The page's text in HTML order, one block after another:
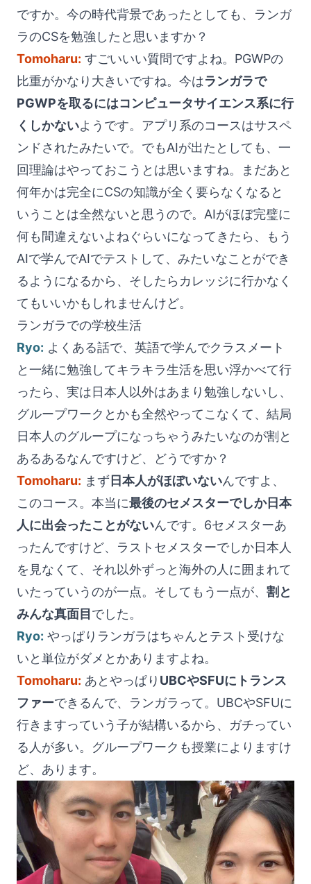
ですか。今の時代背景であったとしても、ランガ
ラのCSを勉強したと思いますか？
Tomoharu: すごいいい質問ですよね。PGWPの
比重がかなり大きいですね。今はランガラで
PGWPを取るにはコンピュータサイエンス系に行
くしかないようです。アプリ系のコースはサスペ
ンドされたみたいで。でもAIが出たとしても、一
回理論はやっておこうとは思いますね。まだあと
何年かは完全にCSの知識が全く要らなくなると
いうことは全然ないと思うので。AIがほぼ完璧に
何も間違えないよねぐらいになってきたら、もう
AIで学んでAIでテストして、みたいなことができ
るようになるから、そしたらカレッジに行かなく
てもいいかもしれませんけど。
ランガラでの学校生活
Ryo: よくある話で、英語で学んでクラスメート
と一緒に勉強してキラキラ生活を思い浮かべて行
ったら、実は日本人以外はあまり勉強しないし、
グループワークとかも全然やってこなくて、結局
日本人のグループになっちゃうみたいなのが割と
あるあるなんですけど、どうですか？
Tomoharu: まず日本人がほぼいないんですよ、
このコース。本当に最後のセメスターでしか日本
人に出会ったことがないんです。6セメスターあ
ったんですけど、ラストセメスターでしか日本人
を見なくて、それ以外ずっと海外の人に囲まれて
いたっていうのが一点。そしてもう一点が、 割と
みんな真面目でした。
Ryo: やっぱりランガラはちゃんとテスト受けな
いと単位がダメとかありますよね。
Tomoharu: あとやっぱり UBCやSFUにトランス
ファーできるんで、ランガラって。UBCやSFUに
行きますっていう子が結構いるから、ガチってい
る人が多い。グループワークも授業によりますけ
ど、あります。